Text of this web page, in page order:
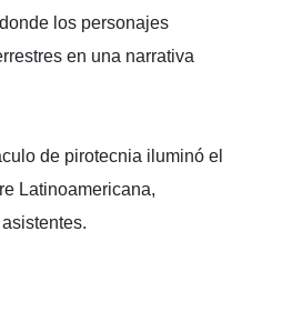
los personajes
en una narrativa
de pirotecnia iluminó el
Latinoamericana,